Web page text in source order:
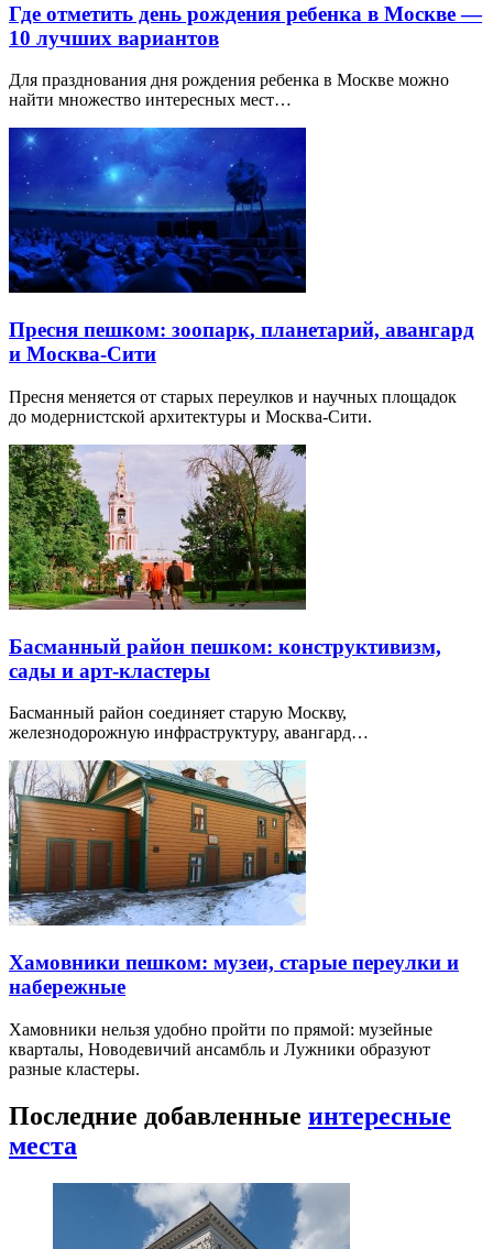
Где отметить день рождения ребенка в Москве —
10 лучших вариантов
Для празднования дня рождения ребенка в Москве можно
найти множество интересных мест…
Пресня пешком: зоопарк, планетарий, авангард
и Москва-Сити
Пресня меняется от старых переулков и научных площадок
до модернистской архитектуры и Москва-Сити.
Басманный район пешком: конструктивизм,
сады и арт-кластеры
Басманный район соединяет старую Москву,
железнодорожную инфраструктуру, авангард…
Хамовники пешком: музеи, старые переулки и
набережные
Хамовники нельзя удобно пройти по прямой: музейные
кварталы, Новодевичий ансамбль и Лужники образуют
разные кластеры.
Последние добавленные интересные
места